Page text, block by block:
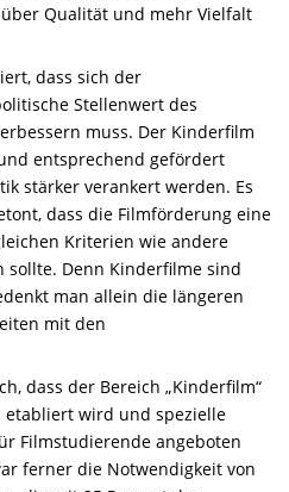
Qualität und mehr Vielfalt
dass sich der
Stellenwert des
muss. Der Kinderfilm
entsprechend gefördert
stärker verankert werden. Es
dass die Filmförderung eine
Kriterien wie andere
Denn Kinderfilme sind
man allein die längeren
mit den
dass der Bereich „Kinderfilm“
etabliert wird und spezielle
Filmstudierende angeboten
ferner die Notwendigkeit von